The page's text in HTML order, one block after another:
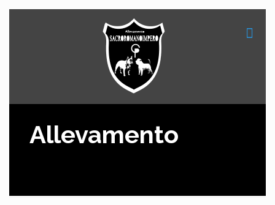
Allevamento